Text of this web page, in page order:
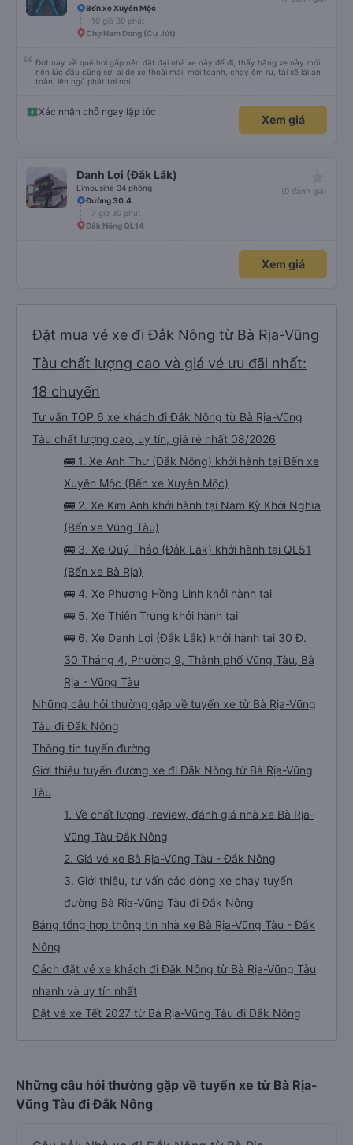
Bến xe Xuyên Mộc
10 giờ 30 phút
Chợ Nam Dong (Cư Jút)
Đợt này về quê hơi gấp nên đặt đại nhà xe này để đi, thấy hãng xe này mới
nên lúc đầu cũng sợ, ai dè xe thoải mái, mới toanh, chạy êm ru, tài xế lái an
toàn, lên ngủ phát tới nơi.
Xác nhận chỗ ngay lập tức
Xem giá
Danh Lợi (Đắk Lắk)
Limousine 34 phòng
(0 đánh giá)
Đường 30.4
7 giờ 30 phút
Đắk Nông QL14
Xem giá
Đặt mua vé xe đi Đắk Nông từ Bà Rịa-Vũng
Tàu chất lượng cao và giá vé ưu đãi nhất:
18 chuyến
Tư vấn TOP 6 xe khách đi Đắk Nông từ Bà Rịa-Vũng
Tàu chất lượng cao, uy tín, giá rẻ nhất 08/2026
🚌 1. Xe Anh Thư (Đắk Nông) khởi hành tại Bến xe
Xuyên Mộc (Bến xe Xuyên Mộc)
🚌 2. Xe Kim Anh khởi hành tại Nam Kỳ Khởi Nghĩa
(Bến xe Vũng Tàu)
🚌 3. Xe Quý Thảo (Đắk Lắk) khởi hành tại QL51
(Bến xe Bà Rịa)
🚌 4. Xe Phương Hồng Linh khởi hành tại
🚌 5. Xe Thiên Trung khởi hành tại
🚌 6. Xe Danh Lợi (Đắk Lắk) khởi hành tại 30 Đ.
30 Tháng 4, Phường 9, Thành phố Vũng Tàu, Bà
Rịa - Vũng Tàu
Những câu hỏi thường gặp về tuyến xe từ Bà Rịa-Vũng
Tàu đi Đắk Nông
Thông tin tuyến đường
Giới thiệu tuyến đường xe đi Đắk Nông từ Bà Rịa-Vũng
Tàu
1. Về chất lượng, review, đánh giá nhà xe Bà Rịa-
Vũng Tàu Đắk Nông
2. Giá vé xe Bà Rịa-Vũng Tàu - Đắk Nông
3. Giới thiệu, tư vấn các dòng xe chạy tuyến
đường Bà Rịa-Vũng Tàu đi Đắk Nông
Bảng tổng hợp thông tin nhà xe Bà Rịa-Vũng Tàu - Đắk
Nông
Cách đặt vé xe khách đi Đắk Nông từ Bà Rịa-Vũng Tàu
nhanh và uy tín nhất
Đặt vé xe Tết 2027 từ Bà Rịa-Vũng Tàu đi Đắk Nông
Những câu hỏi thường gặp về tuyến xe từ Bà Rịa-
Vũng Tàu đi Đắk Nông